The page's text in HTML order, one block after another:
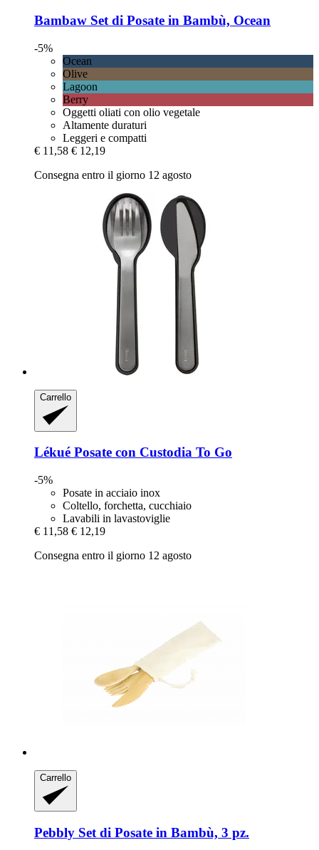
Bambaw Set di Posate in Bambù, Ocean
-5%
Ocean
Olive
Lagoon
Berry
Oggetti oliati con olio vegetale
Altamente duraturi
Leggeri e compatti
€ 11,58 € 12,19
Consegna entro il giorno 12 agosto
Carrello
Lékué Posate con Custodia To Go
-5%
Posate in acciaio inox
Coltello, forchetta, cucchiaio
Lavabili in lavastoviglie
€ 11,58 € 12,19
Consegna entro il giorno 12 agosto
Carrello
Pebbly Set di Posate in Bambù, 3 pz.